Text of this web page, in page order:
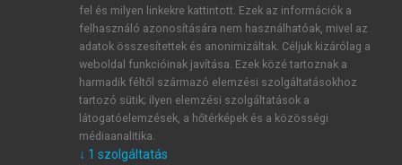
fel és milyen linkekre kattintott. Ezek az információk a
felhasználó azonosítására nem használhatóak, mivel az
adatok összesítettek és anonimizáltak. Céljuk kizárólag a
weboldal funkcióinak javítása. Ezek közé tartoznak a
harmadik féltől származó elemzési szolgáltatásokhoz
tartozó sütik; ilyen elemzési szolgáltatások a
látogatóelemzések, a hőtérképek és a közösségi
médiaanalitika.
↓ 1 szolgáltatás